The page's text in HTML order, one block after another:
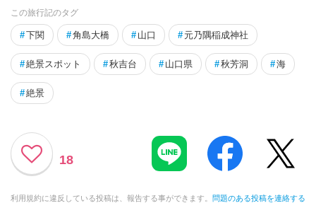
この旅行記のタグ
#下関 #角島大橋 # 山口 # 元乃隅稲成神社
#絶景スポット #秋吉台 # 山口県 #秋芳洞 #海
#絶景
18
利用規約に違反している投稿は、報告する事ができます。 問題のある投稿を連絡する